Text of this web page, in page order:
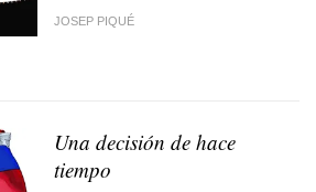
JOSEP PIQUÉ
Una decisión de hace
tiempo